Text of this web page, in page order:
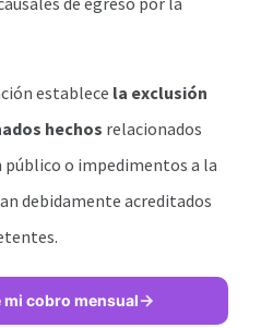
establece la exclusión
hechos relacionados
o impedimentos a la
debidamente acreditados
cobro mensual